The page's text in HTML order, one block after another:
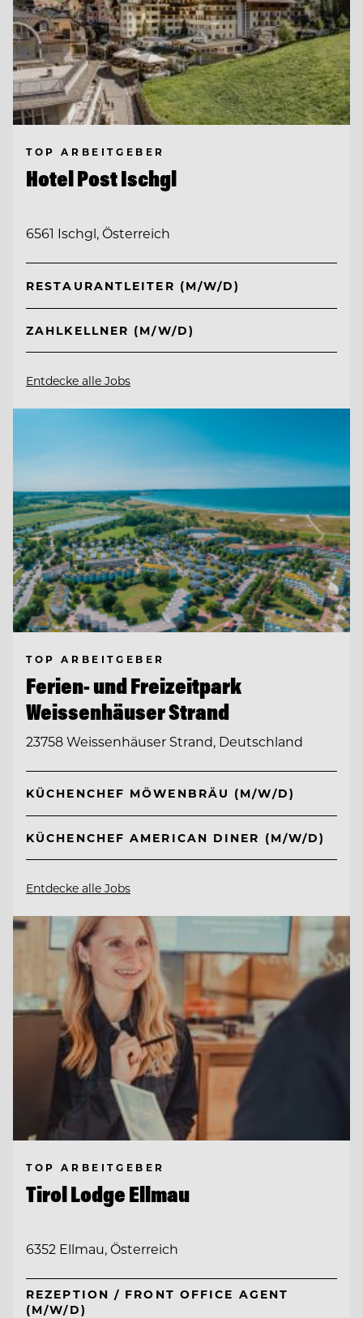
TOP ARBEITGEBER
Hotel Post Ischgl
6561 Ischgl, Österreich
RESTAURANTLEITER (M/W/D)
ZAHLKELLNER (M/W/D)
Entdecke alle Jobs
TOP ARBEITGEBER
Ferien- und Freizeitpark
Weissenhäuser Strand
23758 Weissenhäuser Strand, Deutschland
KÜCHENCHEF MÖWENBRÄU (M/W/D)
KÜCHENCHEF AMERICAN DINER (M/W/D)
Entdecke alle Jobs
TOP ARBEITGEBER
Tirol Lodge Ellmau
6352 Ellmau, Österreich
REZEPTION / FRONT OFFICE AGENT
(M/W/D)